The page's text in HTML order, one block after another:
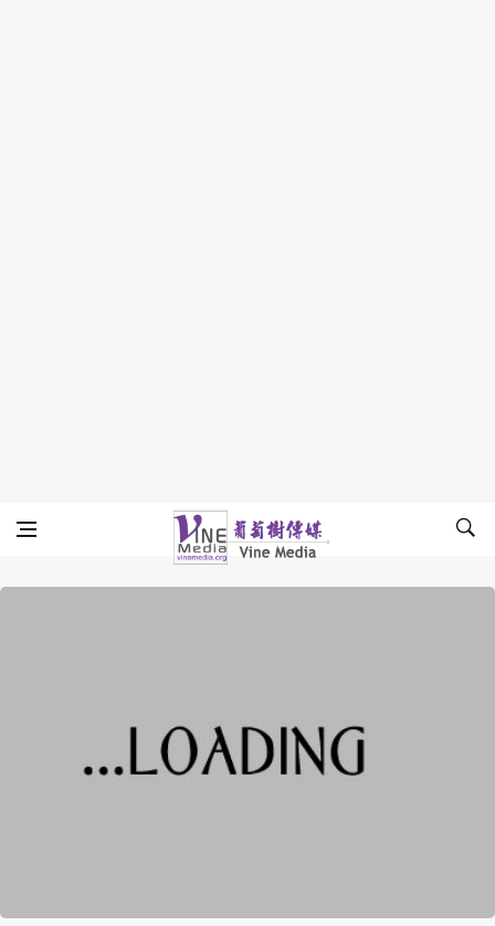
Vine Media
葡萄樹傳媒